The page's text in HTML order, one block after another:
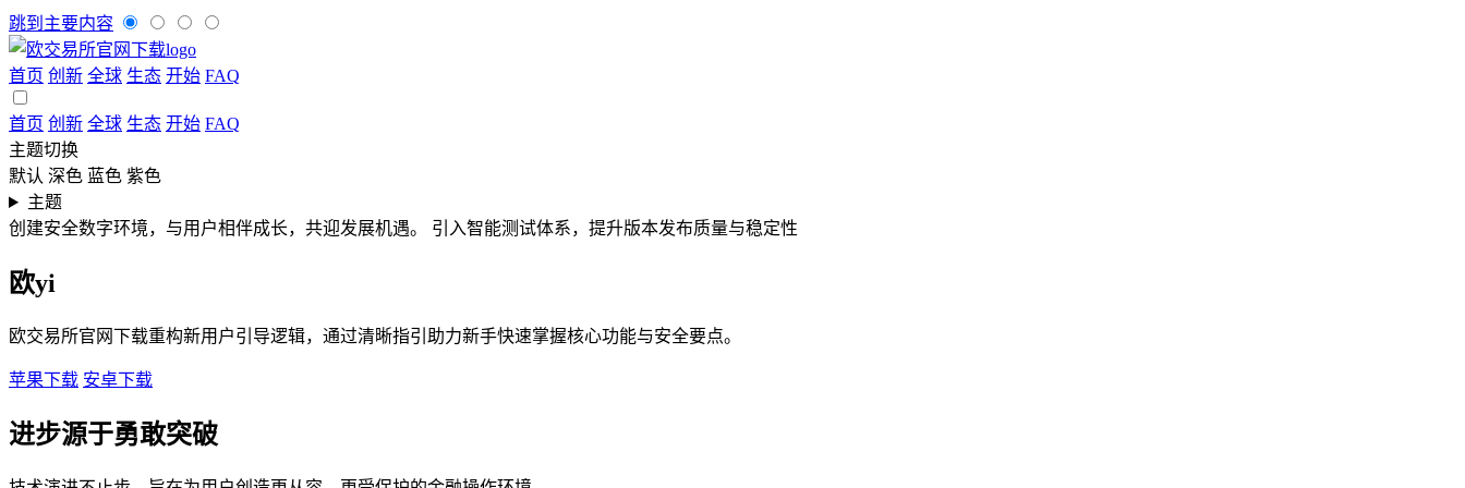
跳到主要内容
首页 创新 全球 生态 开始 FAQ
首页 创新 全球 生态 开始 FAQ
主题切换
默认 深色 蓝色 紫色
主题
创建安全数字环境，与用户相伴成长，共迎发展机遇。
引入智能测试体系，提升版本发布质量与稳定性​
欧yi
欧交易所官网下载重构新用户引导逻辑，通过清晰指引助力新手快速掌握核心功能与安全要点。
苹果下载 安卓下载
进步源于勇敢突破